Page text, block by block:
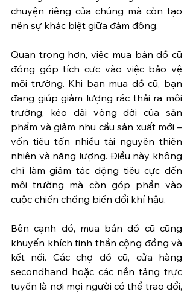
chuyện riêng của chúng mà còn tạo
nên sự khác biệt giữa đám đông.
Quan trọng hơn, việc mua bán đồ cũ
đóng góp tích cực vào việc bảo vệ
môi trường. Khi bạn mua đồ cũ, bạn
đang giúp giảm lượng rác thải ra môi
trường, kéo dài vòng đời của sản
phẩm và giảm nhu cầu sản xuất mới –
vốn tiêu tốn nhiều tài nguyên thiên
nhiên và năng lượng. Điều này không
chỉ làm giảm tác động tiêu cực đến
môi trường mà còn góp phần vào
cuộc chiến chống biến đổi khí hậu.
Bên cạnh đó, mua bán đồ cũ cũng
khuyến khích tinh thần cộng đồng và
kết nối. Các chợ đồ cũ, cửa hàng
secondhand hoặc các nền tảng trực
tuyến là nơi mọi người có thể trao đổi,